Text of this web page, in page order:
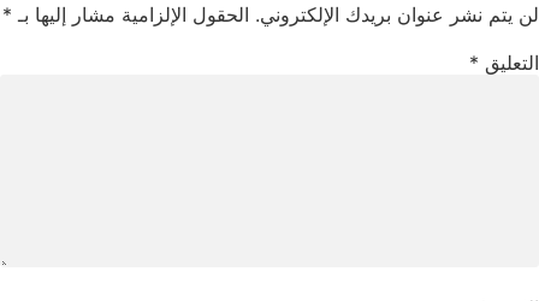
لن يتم نشر عنوان بريدك الإلكتروني. الحقول الإلزامية مشار إليها بـ *
التعليق *